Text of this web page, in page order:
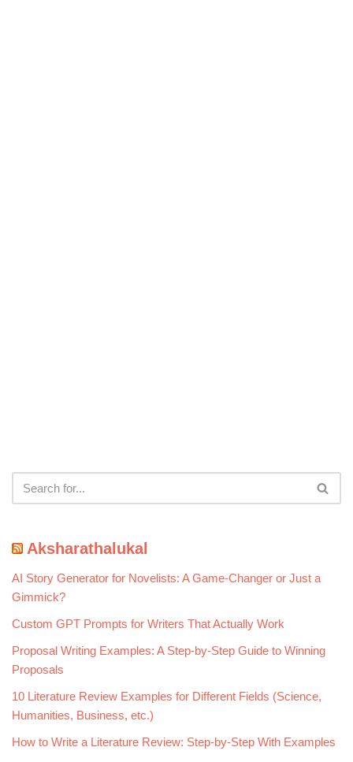
Aksharathalukal
AI Story Generator for Novelists: A Game-Changer or Just a
Gimmick?
Custom GPT Prompts for Writers That Actually Work
Proposal Writing Examples: A Step-by-Step Guide to Winning
Proposals
10 Literature Review Examples for Different Fields (Science,
Humanities, Business, etc.)
How to Write a Literature Review: Step-by-Step With Examples